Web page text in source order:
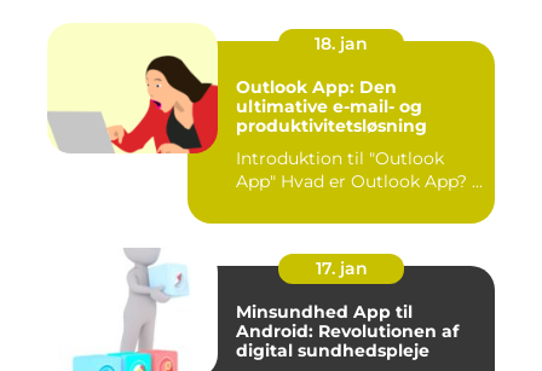
18. jan
Outlook App: Den
ultimative e-mail- og
produktivitetsløsning
Introduktion til "Outlook
App" Hvad er Outlook App? ...
17. jan
Minsundhed App til
Android: Revolutionen af
digital sundhedspleje